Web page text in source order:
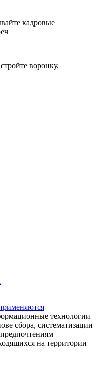
кадровые
воронку,
технологии
сбора, систематизации
на территории